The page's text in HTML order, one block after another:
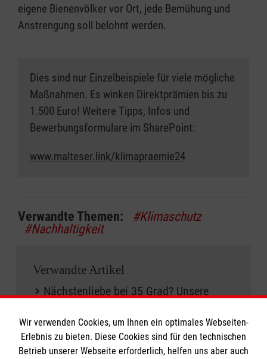
eigene Bienenvölker vor Ort, jede Bemühung und
Anstrengung soll belohnt werden.
Dies sind nur Einzelbeispiele für viele mögliche
Maßnahmen. Es winken Direktprämien bis zu
1.500 Euro! Weitere Tipps, Infos und
Bewerbungsformulare im SharePoint:
www.malteser.link/klimapraemie24
Verwandte Themen:
#Klimaschutz
#Nachhaltigkeit
Verwandte Artikel
Nächstenliebe bei 35 Grad? Unsere
Die Klimastrategie des Malteser
Hilfsdienst wird fortgeschrieben
Wir verwenden Cookies, um Ihnen ein optimales Webseiten-
Erlebnis zu bieten. Diese Cookies sind für den technischen
Betrieb unserer Webseite erforderlich, helfen uns aber auch